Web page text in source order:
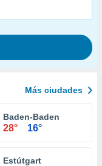
Más ciudades
Baden-Baden
28° 16°
Estútgart